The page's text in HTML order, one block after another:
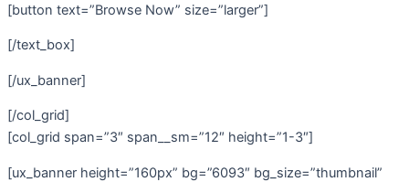
[button text=”Browse Now” size=”larger”]
[/text_box]
[/ux_banner]
[/col_grid]
[col_grid span=”3″ span__sm=”12″ height=”1-3″]
[ux_banner height=”160px” bg=”6093″ bg_size=”thumbnail”